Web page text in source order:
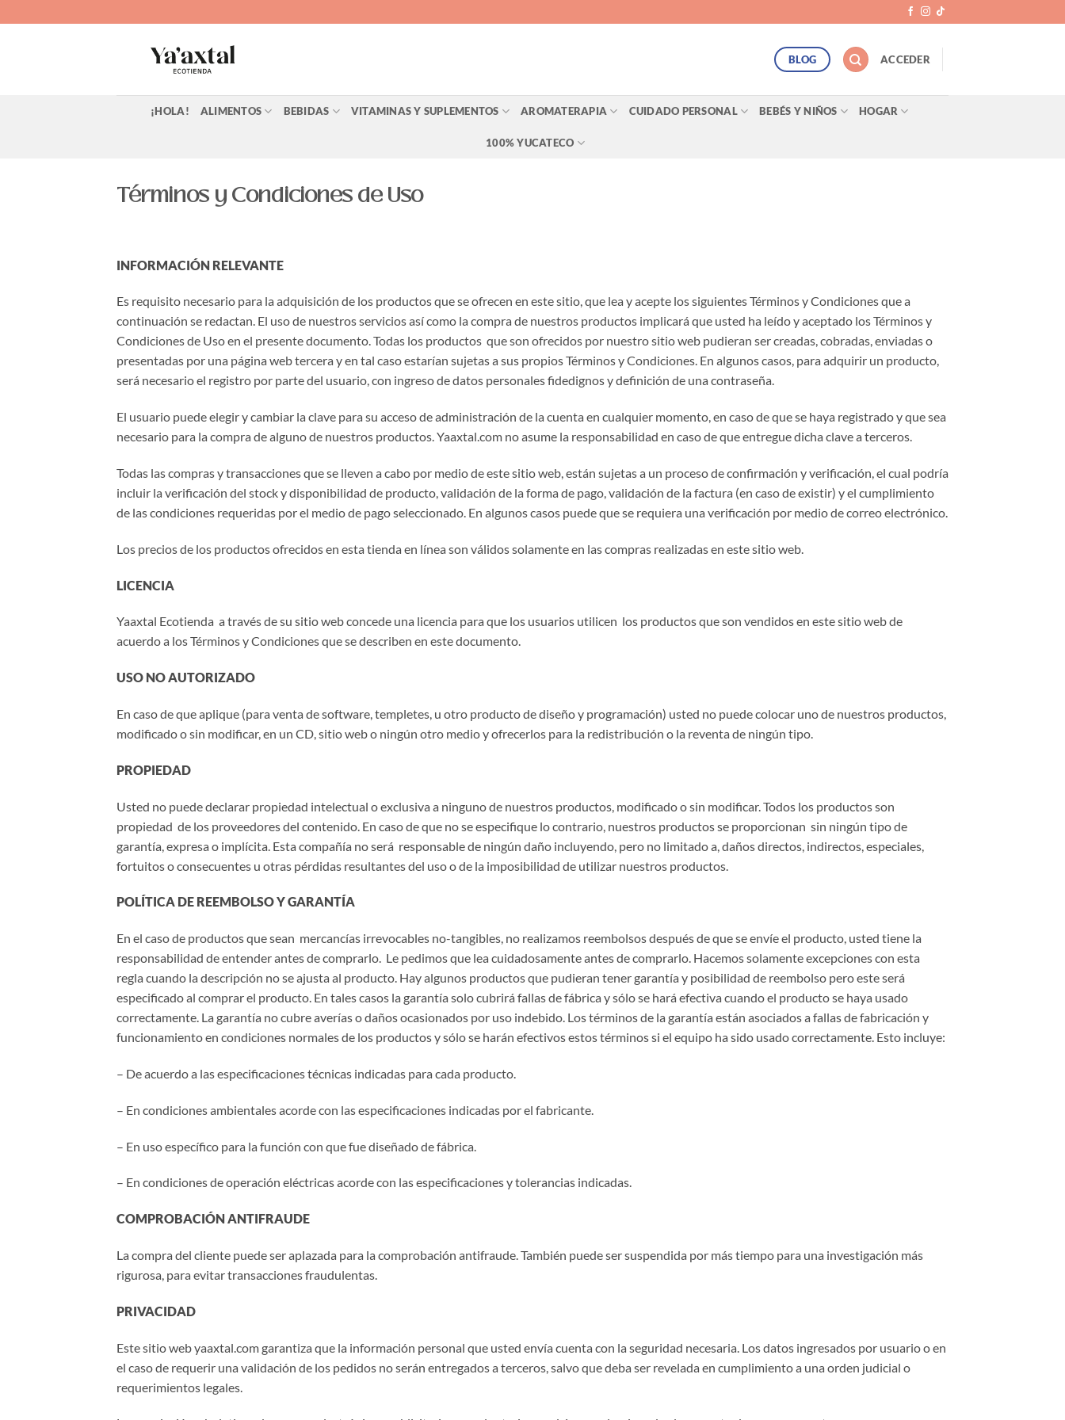
al
BLOG ACCEDER
¡HOLA! ALIMENTOS BEBIDAS VITAMINAS Y SUPLEMENTOS AROMATERAPIA CUIDADO PERSONAL BEBÉS Y NIÑOS HOGAR
100% YUCATECO
Términos y Condiciones de Uso
INFORMACIÓN RELEVANTE
Es requisito necesario para la adquisición de los productos que se ofrecen en este sitio, que lea y acepte los siguientes Términos y Condiciones que a
continuación se redactan. El uso de nuestros servicios así como la compra de nuestros productos implicará que usted ha leído y aceptado los Términos y
Condiciones de Uso en el presente documento. Todas los productos que son ofrecidos por nuestro sitio web pudieran ser creadas, cobradas, enviadas o
presentadas por una página web tercera y en tal caso estarían sujetas a sus propios Términos y Condiciones. En algunos casos, para adquirir un producto,
será necesario el registro por parte del usuario, con ingreso de datos personales fidedignos y definición de una contraseña.
El usuario puede elegir y cambiar la clave para su acceso de administración de la cuenta en cualquier momento, en caso de que se haya registrado y que sea
necesario para la compra de alguno de nuestros productos. Yaaxtal.com no asume la responsabilidad en caso de que entregue dicha clave a terceros.
Todas las compras y transacciones que se lleven a cabo por medio de este sitio web, están sujetas a un proceso de confirmación y verificación, el cual podría
incluir la verificación del stock y disponibilidad de producto, validación de la forma de pago, validación de la factura (en caso de existir) y el cumplimiento
de las condiciones requeridas por el medio de pago seleccionado. En algunos casos puede que se requiera una verificación por medio de correo electrónico.
Los precios de los productos ofrecidos en esta tienda en línea son válidos solamente en las compras realizadas en este sitio web.
LICENCIA
Yaaxtal Ecotienda a través de su sitio web concede una licencia para que los usuarios utilicen los productos que son vendidos en este sitio web de
acuerdo a los Términos y Condiciones que se describen en este documento.
USO NO AUTORIZADO
En caso de que aplique (para venta de software, templetes, u otro producto de diseño y programación) usted no puede colocar uno de nuestros productos,
modificado o sin modificar, en un CD, sitio web o ningún otro medio y ofrecerlos para la redistribución o la reventa de ningún tipo.
PROPIEDAD
Usted no puede declarar propiedad intelectual o exclusiva a ninguno de nuestros productos, modificado o sin modificar. Todos los productos son
propiedad de los proveedores del contenido. En caso de que no se especifique lo contrario, nuestros productos se proporcionan sin ningún tipo de
garantía, expresa o implícita. Esta compañía no será responsable de ningún daño incluyendo, pero no limitado a, daños directos, indirectos, especiales,
fortuitos o consecuentes u otras pérdidas resultantes del uso o de la imposibilidad de utilizar nuestros productos.
POLÍTICA DE REEMBOLSO Y GARANTÍA
En el caso de productos que sean mercancías irrevocables no-tangibles, no realizamos reembolsos después de que se envíe el producto, usted tiene la
responsabilidad de entender antes de comprarlo. Le pedimos que lea cuidadosamente antes de comprarlo. Hacemos solamente excepciones con esta
regla cuando la descripción no se ajusta al producto. Hay algunos productos que pudieran tener garantía y posibilidad de reembolso pero este será
especificado al comprar el producto. En tales casos la garantía solo cubrirá fallas de fábrica y sólo se hará efectiva cuando el producto se haya usado
correctamente. La garantía no cubre averías o daños ocasionados por uso indebido. Los términos de la garantía están asociados a fallas de fabricación y
funcionamiento en condiciones normales de los productos y sólo se harán efectivos estos términos si el equipo ha sido usado correctamente. Esto incluye:
– De acuerdo a las especificaciones técnicas indicadas para cada producto.
– En condiciones ambientales acorde con las especificaciones indicadas por el fabricante.
– En uso específico para la función con que fue diseñado de fábrica.
– En condiciones de operación eléctricas acorde con las especificaciones y tolerancias indicadas.
COMPROBACIÓN ANTIFRAUDE
La compra del cliente puede ser aplazada para la comprobación antifraude. También puede ser suspendida por más tiempo para una investigación más
rigurosa, para evitar transacciones fraudulentas.
PRIVACIDAD
Este sitio web yaaxtal.com garantiza que la información personal que usted envía cuenta con la seguridad necesaria. Los datos ingresados por usuario o en
el caso de requerir una validación de los pedidos no serán entregados a terceros, salvo que deba ser revelada en cumplimiento a una orden judicial o
requerimientos legales.